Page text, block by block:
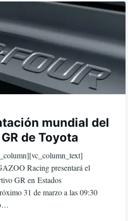
mundial del
de Toyota
Racing presentará el
GR en Estados
31 de marzo a las 09:30